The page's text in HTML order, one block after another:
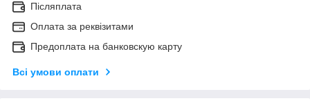
Післяплата
Оплата за реквізитами
Предоплата на банковскую карту
Всі умови оплати